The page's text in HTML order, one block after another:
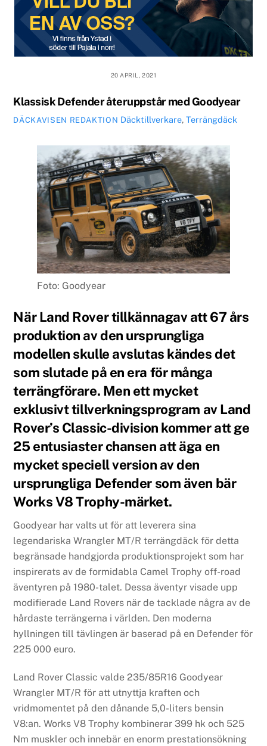
20 APRIL, 2021
Klassisk Defender återuppstår med Goodyear
DÄCKAVISEN REDAKTION Däcktillverkare,Terrängdäck
Foto: Goodyear
När Land Rover tillkännagav att 67 års
produktion av den ursprungliga
modellen skulle avslutas kändes det
som slutade på en era för många
terrängförare. Men ett mycket
exklusivt tillverkningsprogram av Land
Rover’s Classic-division kommer att ge
25 entusiaster chansen att äga en
mycket speciell version av den
ursprungliga Defender som även bär
Works V8 Trophy-märket.
Goodyear har valts ut för att leverera sina
legendariska Wrangler MT/R terrängdäck för detta
begränsade handgjorda produktionsprojekt som har
inspirerats av de formidabla Camel Trophy off-road
äventyren på 1980-talet. Dessa äventyr visade upp
modifierade Land Rovers när de tacklade några av de
hårdaste terrängerna i världen. Den moderna
hyllningen till tävlingen är baserad på en Defender för
225 000 euro.
Land Rover Classic valde 235/85R16 Goodyear
Wrangler MT/R för att utnyttja kraften och
vridmomentet på den dånande 5,0-liters bensin
V8:an. Works V8 Trophy kombinerar 399 hk och 525
Nm muskler och innebär en enorm prestationsökning